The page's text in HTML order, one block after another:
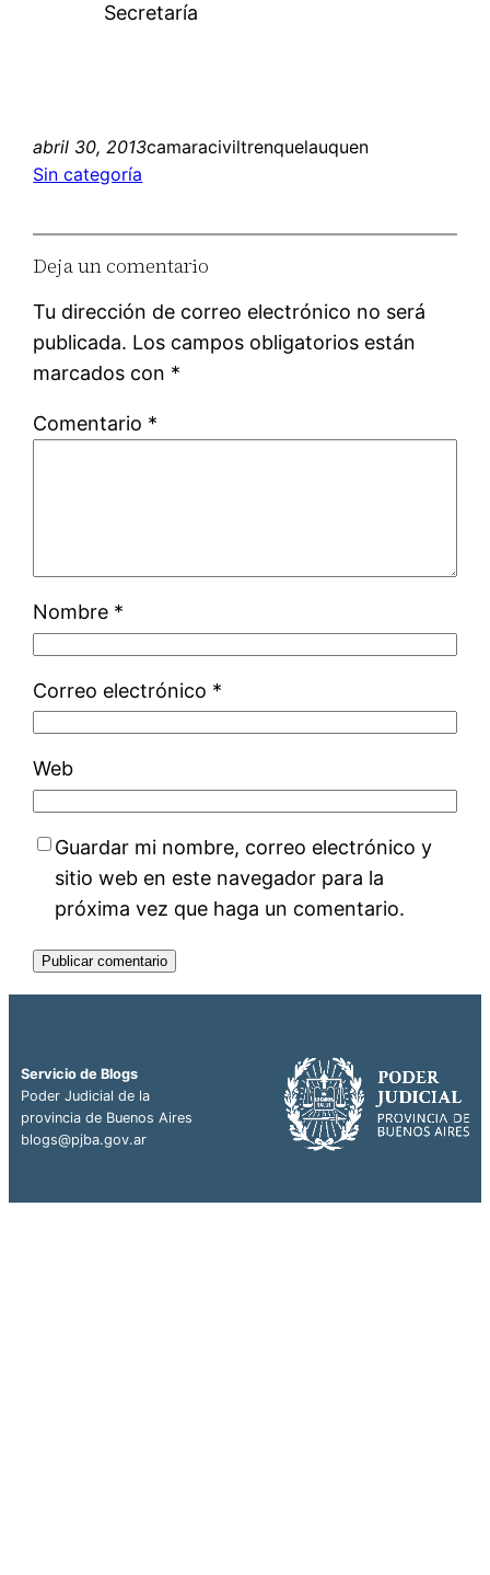
Secretaría
abril 30, 2013camaraciviltrenquelauquen
Sin categoría
Deja un comentario
Tu dirección de correo electrónico no será
publicada. Los campos obligatorios están
marcados con *
Comentario *
Nombre *
Correo electrónico *
Web
Guardar mi nombre, correo electrónico y
sitio web en este navegador para la
próxima vez que haga un comentario.
Servicio de Blogs
Poder Judicial de la
provincia de Buenos Aires
blogs@pjba.gov.ar